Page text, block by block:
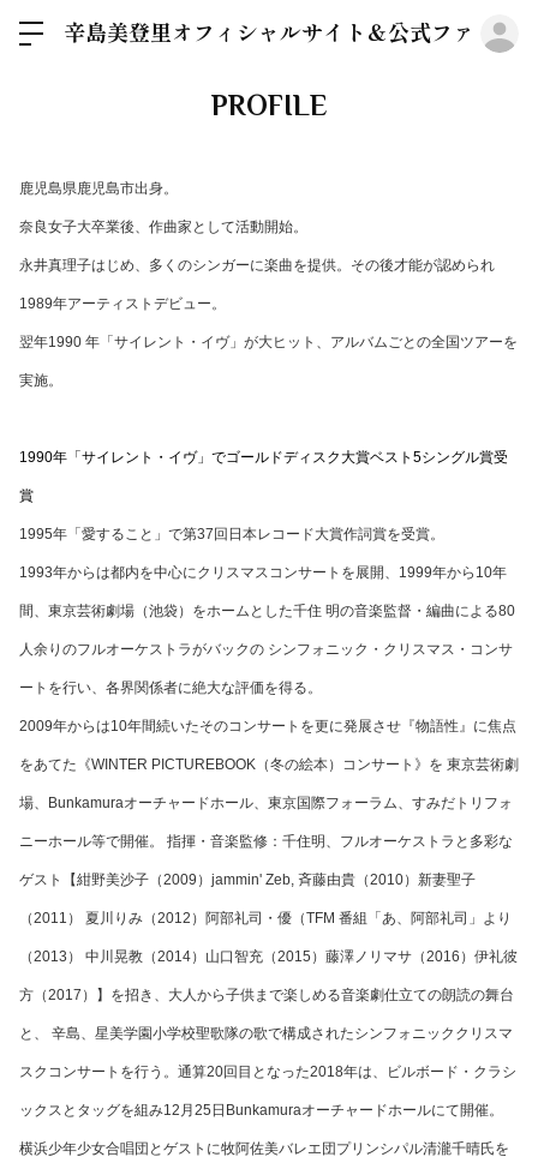
辛島美登里オフィシャルサイト＆公式ファンク
PROFILE
鹿児島県鹿児島市出身。
奈良女子大卒業後、作曲家として活動開始。
永井真理子はじめ、多くのシンガーに楽曲を提供。その後才能が認められ
1989年アーティストデビュー。
翌年1990 年「サイレント・イヴ」が大ヒット、アルバムごとの全国ツアーを
実施。
1990年「サイレント・イヴ」でゴールドディスク大賞ベスト5シングル賞受
賞
1995年「愛すること」で第37回日本レコード大賞作詞賞を受賞。
1993年からは都内を中心にクリスマスコンサートを展開、1999年から10年
間、東京芸術劇場（池袋）をホームとした千住 明の音楽監督・編曲による80
人余りのフルオーケストラがバックの シンフォニック・クリスマス・コンサ
ートを行い、各界関係者に絶大な評価を得る。
2009年からは10年間続いたそのコンサートを更に発展させ『物語性』に焦点
をあてた《WINTER PICTUREBOOK（冬の絵本）コンサート》を 東京芸術劇
場、Bunkamuraオーチャードホール、東京国際フォーラム、すみだトリフォ
ニーホール等で開催。 指揮・音楽監修：千住明、フルオーケストラと多彩な
ゲスト【紺野美沙子（2009）jammin' Zeb, 斉藤由貴（2010）新妻聖子
（2011） 夏川りみ（2012）阿部礼司・優（TFM 番組「あ、阿部礼司」より
（2013） 中川晃教（2014）山口智充（2015）藤澤ノリマサ（2016）伊礼彼
方（2017）】を招き、大人から子供まで楽しめる音楽劇仕立ての朗読の舞台
と、 辛島、星美学園小学校聖歌隊の歌で構成されたシンフォニッククリスマ
スクコンサートを行う。 通算20回目となった2018年は、ビルボード・クラシ
ックスとタッグを組み12月25日Bunkamuraオーチャードホールにて開催。
横浜少年少女合唱団とゲストに牧阿佐美バレエ団プリンシパル清瀧千晴氏を